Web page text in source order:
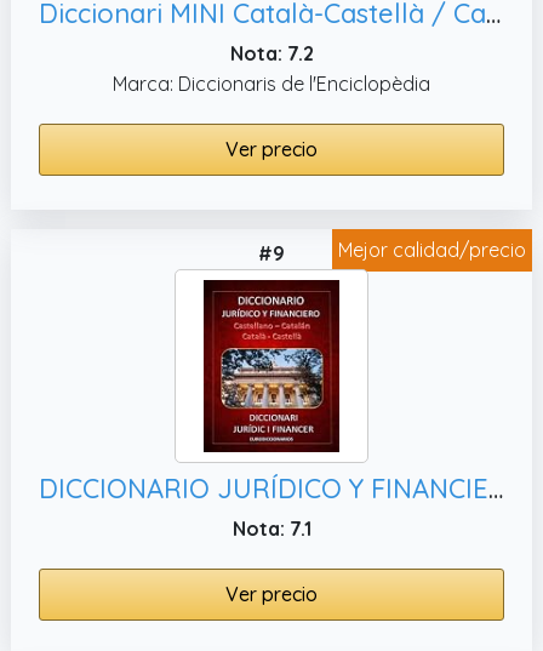
Diccionari MINI Català-Castellà / Castellano-Catalán: 5 (Diccionaris Bilingües Mini)
Nota: 7.2
Marca: Diccionaris de l'Enciclopèdia
Ver precio
Mejor calidad/precio
#9
DICCIONARIO JURÍDICO Y FINANCIERO CASTELLANO CATALÁN - CATALÀ CASTELLÀ
Nota: 7.1
Ver precio